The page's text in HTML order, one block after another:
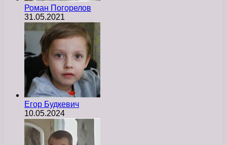
Роман Погорелов
31.05.2021
Егор Будкевич
10.05.2024